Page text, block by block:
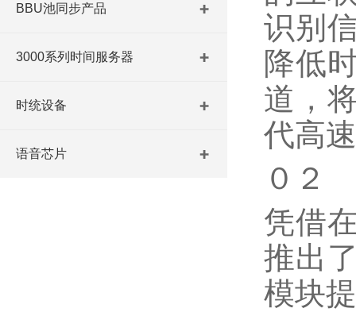
BBU池同步产品
3000系列时间服务器
时统设备
语音芯片
识别
降低
道，
代高
０２
凭借
推出
模块